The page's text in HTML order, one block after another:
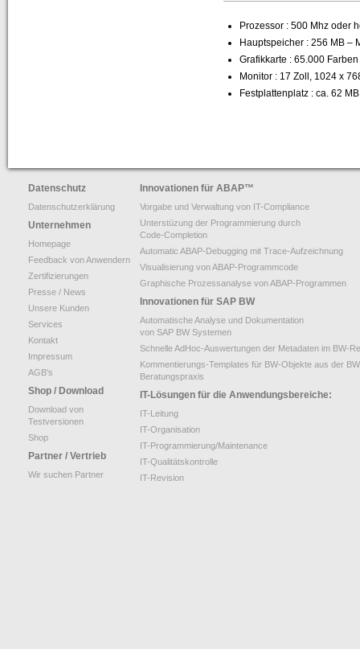
Prozessor : 500 Mhz oder
Hauptspeicher : 256 MB –
Grafikkarte : 65.000
Monitor : 17 Zoll, 1024 x
Festplattenplatz : ca. 62 MB
Datenschutz
Datenschutzerklärung
Unternehmen
Homepage
Feedback von Anwendern
Zertifizierungen
Presse / News
Unsere Kunden
Services
Kontakt
Impressum
AGB’s
Shop / Download
Download von
Testversionen
Shop
Partner / Vertrieb
Wir suchen Partner
Innovationen für ABAP™
Vorgabe und Verwaltung von IT-Compliance
Unterstüzung der Programmierung durch
Code-Completion
Automatic ABAP-Debugging mit Trace-Aufzeichnung
Visualisierung von ABAP-Programmcode
Graphische Prozessanalyse von ABAP-Programmen
Innovationen für SAP BW
Automatische Analyse und Dokumentation
von SAP BW Systemen
Schnelle AdHoc-Auswertungen der Metadaten im BW-
Kommentierungs-Templates für BW-Objekte aus der
Beratungspraxis
IT-Lösungen für die Anwendungsbereiche:
IT-Leitung
IT-Organisation
IT-Programmierung/Maintenance
IT-Qualitätskontrolle
IT-Revision